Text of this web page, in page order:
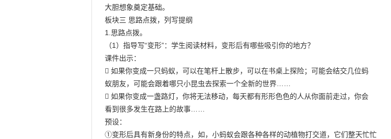
大胆想象奠定基础。
板块三 思路点拨，列写提纲
1.思路点拨。
（1）指导写“变形”：学生阅读材料，变形后有哪些吸引你的地方？
课件出示：
 如果你变成一只蚂蚁，可以在笔杆上散步，可以在书桌上探险；可能会结交几位蚂
蚁朋友，可能会跟着哪只小昆虫去探索一个全新的世界……
 如果你变成一盏路灯，你将无法移动，每天都有形形色色的人从你面前走过，你会
看到很多发生在路上的故事……
预设：
①变形后具有新身份的特点，如，小蚂蚁会跟各种各样的动植物打交道，它们整天忙忙